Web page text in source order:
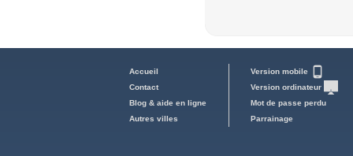
Accueil
Contact
Blog & aide en ligne
Autres villes
Version mobile
Version ordinateur
Mot de passe perdu
Parrainage